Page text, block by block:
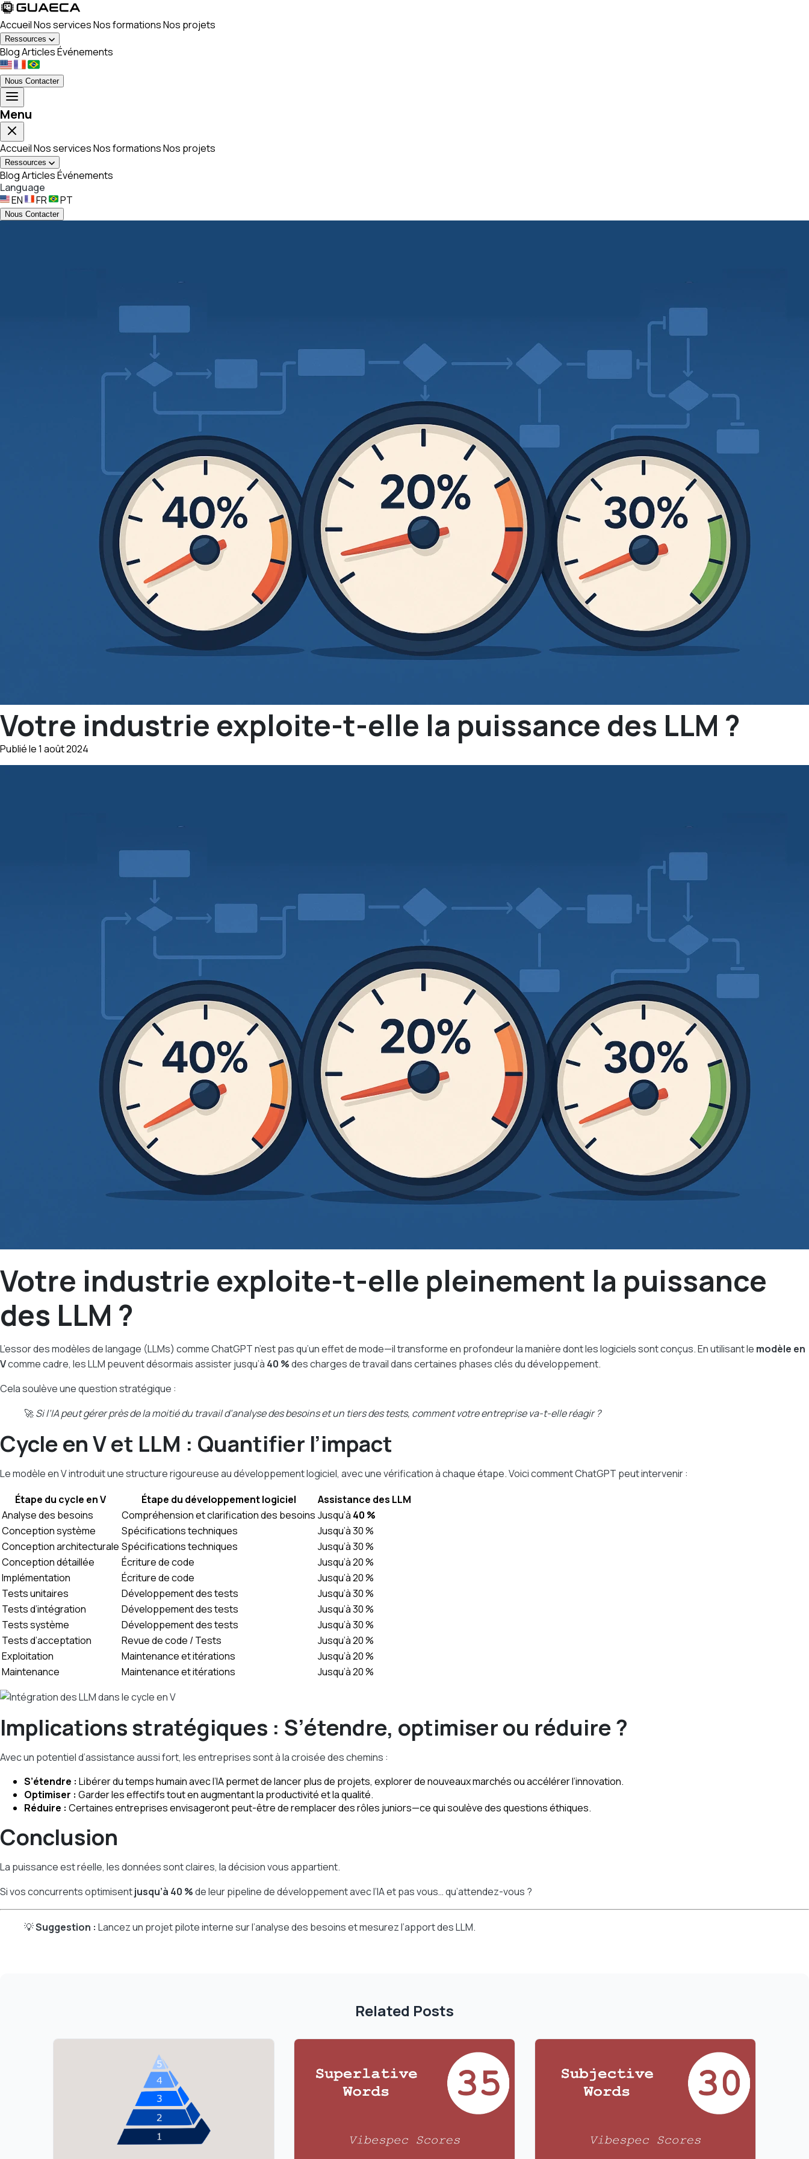
AccueilNos servicesNos formationsNos projets
Ressources
BlogArticlesÉvénements
Nous Contacter
Menu
AccueilNos servicesNos formationsNos projets
Ressources
BlogArticlesÉvénements
Language
EN
FR PT
Nous Contacter
Votre industrie exploite-t-elle la puissance des LLM ?
Publié le 1 août 2024
Votre industrie exploite-t-elle pleinement la puissance
des LLM ?
L’essor des modèles de langage (LLMs) comme ChatGPT n’est pas qu’un effet de mode—il transforme en profondeur la manière dont les logiciels sont conçus. En utilisant le modèle en
Vcomme cadre, les LLM peuvent désormais assister jusqu’à 40 %des charges de travail dans certaines phases clés du développement.
Cela soulève une question stratégique :
🚀Si l’IA peut gérer près de la moitié du travail d’analyse des besoins et un tiers des tests, comment votre entreprise va-t-elle réagir ?
Cycle en V et LLM : Quantifier l’impact
Le modèle en V introduit une structure rigoureuse au développement logiciel, avec une vérification à chaque étape. Voici comment ChatGPT peut intervenir :
Étape du cycle en V
Étape du développement logiciel
Assistance des LLM
Analyse des besoins
Compréhension et clarification des besoins Jusqu’à 40 %
Conception système
Spécifications techniques
Jusqu’à 30 %
Conception architecturale Spécifications techniques
Jusqu’à 30 %
Conception détaillée
Écriture de code
Jusqu’à 20 %
Implémentation
Écriture de code
Jusqu’à 20 %
Tests unitaires
Développement des tests
Jusqu’à 30 %
Tests d’intégration
Développement des tests
Jusqu’à 30 %
Tests système
Développement des tests
Jusqu’à 30 %
Tests d’acceptation
Revue de code / Tests
Jusqu’à 20 %
Exploitation
Maintenance et itérations
Jusqu’à 20 %
Maintenance
Maintenance et itérations Jusqu’à 20 %
Implications stratégiques : S’étendre, optimiser ou réduire ?
Avec un potentiel d’assistance aussi fort, les entreprises sont à la croisée des chemins :
S’étendre : Libérer du temps humain avec l’IA permet de lancer plus de projets, explorer de nouveaux marchés ou accélérer l’innovation.
Optimiser : Garder les effectifs tout en augmentant la productivité et la qualité.
Réduire : Certaines entreprises envisageront peut-être de remplacer des rôles juniors—ce qui soulève des questions éthiques.
Conclusion
La puissance est réelle, les données sont claires, la décision vous appartient.
Si vos concurrents optimisentjusqu’à 40 %de leur pipeline de développement avec l’IA et pas vous… qu’attendez-vous ?
💡Suggestion : Lancez un projet pilote interne sur l’analyse des besoins et mesurez l’apport des LLM.
Related Posts